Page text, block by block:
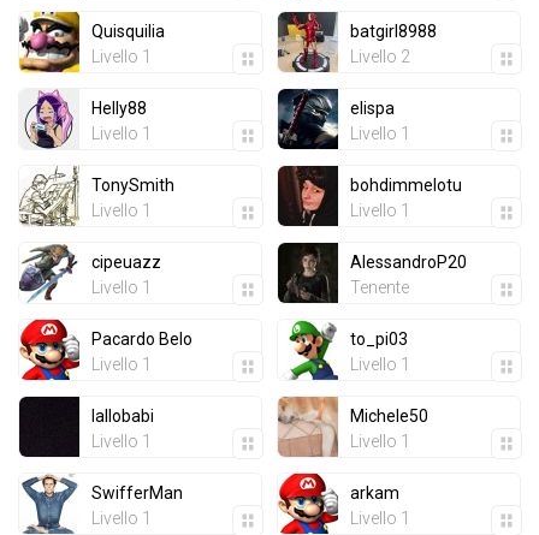
Quisquilia
Livello 1
batgirl8988
Livello 2
Helly88
Livello 1
elispa
Livello 1
TonySmith
Livello 1
bohdimmelotu
Livello 1
cipeuazz
Livello 1
AlessandroP20
Tenente
Pacardo Belo
Livello 1
to_pi03
Livello 1
lallobabi
Livello 1
Michele50
Livello 1
SwifferMan
Livello 1
arkam
Livello 1